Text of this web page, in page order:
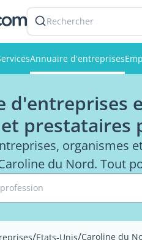
Rechercher
Annuaire d'entreprises
d'entreprises
organismes
du Nord. Tout
/Etats-Unis/Caroline du